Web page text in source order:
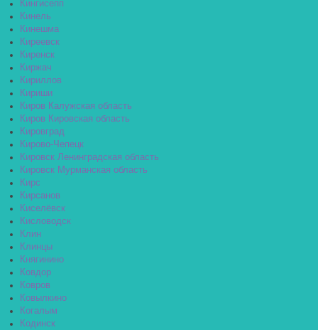
Кингисепп
Кинель
Кинешма
Киреевск
Киренск
Киржач
Кириллов
Кириши
Киров Калужская область
Киров Кировская область
Кировград
Кирово-Чепецк
Кировск Ленинградская область
Кировск Мурманская область
Кирс
Кирсанов
Киселёвск
Кисловодск
Клин
Клинцы
Княгинино
Ковдор
Ковров
Ковылкино
Когалым
Кодинск